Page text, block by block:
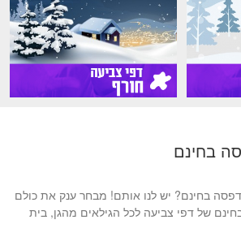
בחינם
בחינם? יש לנו אותם! מבחר ענק את כולם
של דפי צביעה לכל הגילאים מהגן, בית